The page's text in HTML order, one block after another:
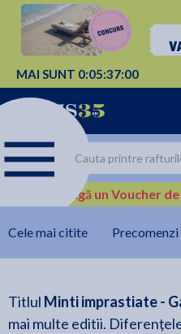
MAI SUNT 0:05:37:00
Câștigă un Voucher
Cele mai citite Precomenzi
Titlul Minti imprastiate -
mai multe editii.